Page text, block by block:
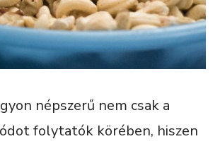
népszerű nem csak a
folytatók körében, hiszen